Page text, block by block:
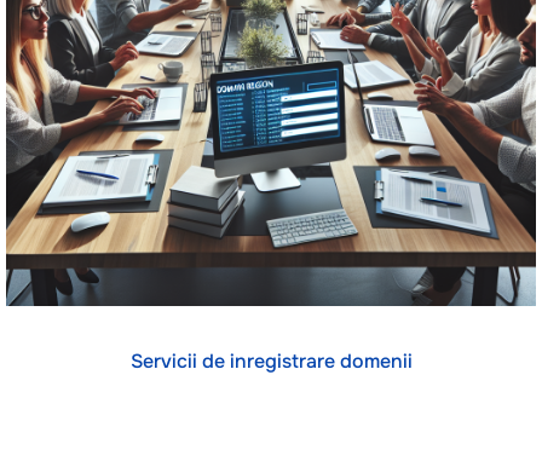
Servicii de inregistrare domenii